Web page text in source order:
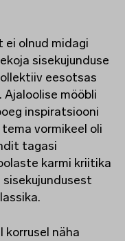
ei olnud midagi
sisekujunduse
eesotsas
mööbli
inspiratsiooni
vormikeel oli
tagasi
karmi kriitika
sisekujundusest
korrusel näha